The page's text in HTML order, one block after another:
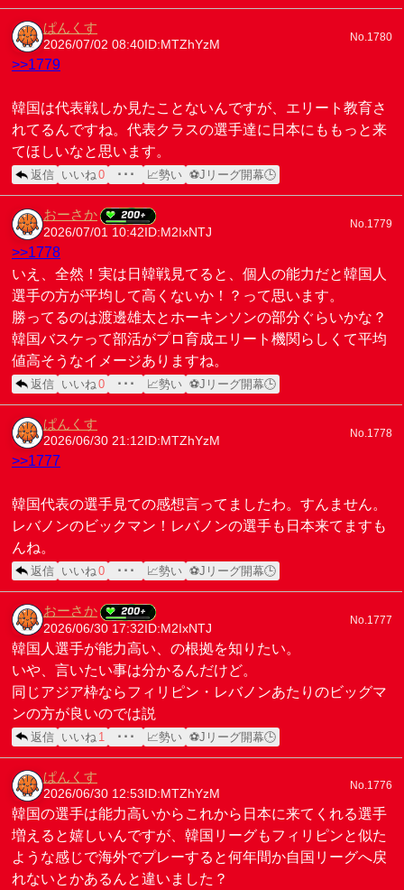
ぱんくす
2026/07/02 08:40 ID:MTZhYzM
No.1780
>>1779
韓国は代表戦しか見たことないんですが、エリート教育さ
れてるんですね。代表クラスの選手達に日本にももっと来
てほしいなと思います。
返信 いいね0 ･･･ 📈勢い ⚽Jリーグ開幕🕒
おーさか
2026/07/01 10:42 ID:M2IxNTJ
No.1779
>>1778
いえ、全然！実は日韓戦見てると、個人の能力だと韓国人
選手の方が平均して高くないか！？って思います。
勝ってるのは渡邊雄太とホーキンソンの部分ぐらいかな？
韓国バスケって部活がプロ育成エリート機関らしくて平均
値高そうなイメージありますね。
返信 いいね0 ･･･ 📈勢い ⚽Jリーグ開幕🕒
ぱんくす
2026/06/30 21:12 ID:MTZhYzM
No.1778
>>1777
韓国代表の選手見ての感想言ってましたわ。すんません。
レバノンのビックマン！レバノンの選手も日本来てますも
んね。
返信 いいね0 ･･･ 📈勢い ⚽Jリーグ開幕🕒
おーさか
2026/06/30 17:32ID:M2IxNTJ
No.1777
韓国人選手が能力高い、の根拠を知りたい。
いや、言いたい事は分かるんだけど。
同じアジア枠ならフィリピン・レバノンあたりのビッグマ
ンの方が良いのでは説
返信 いいね 1 ･･･ 📈勢い ⚽Jリーグ開幕🕒
ぱんくす
2026/06/30 12:53ID:MTZhYzM
No.1776
韓国の選手は能力高いからこれから日本に来てくれる選手
増えると嬉しいんですが、韓国リーグもフィリピンと似た
ような感じで海外でプレーすると何年間か自国リーグへ戻
れないとかあるんと違いました？